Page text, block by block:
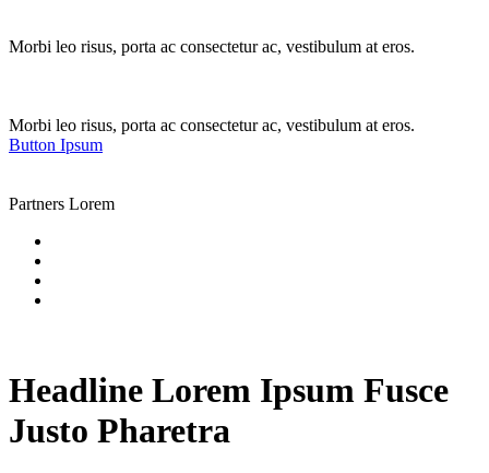
Morbi leo risus, porta ac consectetur ac, vestibulum at eros.
Morbi leo risus, porta ac consectetur ac, vestibulum at eros.
Button Ipsum
Partners Lorem
Headline Lorem Ipsum Fusce
Justo Pharetra